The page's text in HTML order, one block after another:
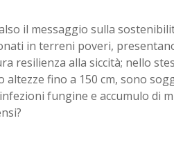
il messaggio sulla
in terreni poveri,
resilienza alla siccità; nello
fino a 150 cm, sono
fungine e accumulo di